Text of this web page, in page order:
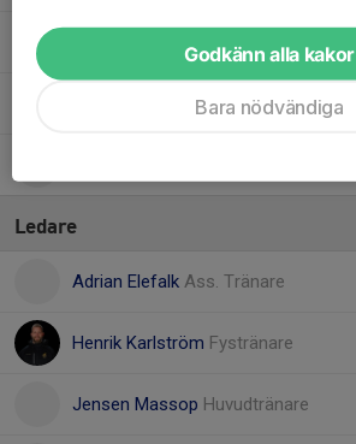
27. William Hedman
5. William Olovsson
Ledare
Adrian Elefalk Ass. Tränare
Henrik Karlström Fystränare
Jensen Massop Huvudtränare
Godkänn alla kakor
Bara nödvändiga